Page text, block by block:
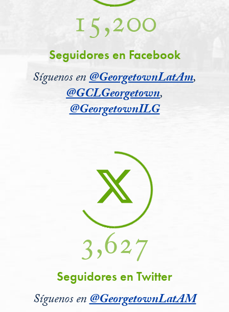
15,200
Seguidores en Facebook
Síguenos en@GeorgetownLatAm,
@GCLGeorgetown,
@GeorgetownILG
3,627
Seguidores en Twitter
Síguenos en@GeorgetownLatAM